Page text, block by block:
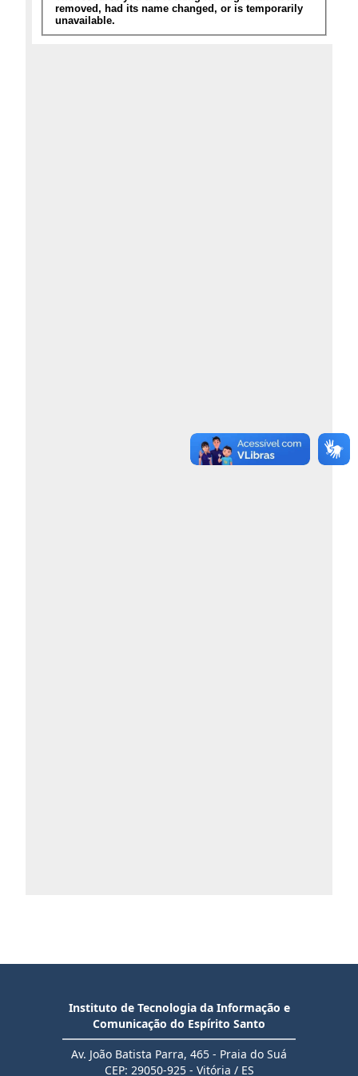
Instituto de Tecnologia da Informação e
Comunicação do Espírito Santo
Av. João Batista Parra, 465 - Praia do Suá
CEP: 29050-925 - Vitória / ES